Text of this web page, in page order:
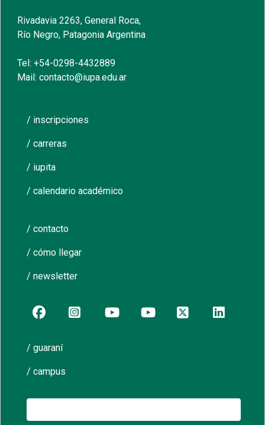
Rivadavia 2263, General Roca,
Río Negro, Patagonia Argentina
Tel: +54-0298-4432889
Mail: contacto@iupa.edu.ar
/ inscripciones
/ carreras
/ iupita
/ calendario académico
/ contacto
/ cómo llegar
/ newsletter
/ guaraní
/ campus
Buscar: